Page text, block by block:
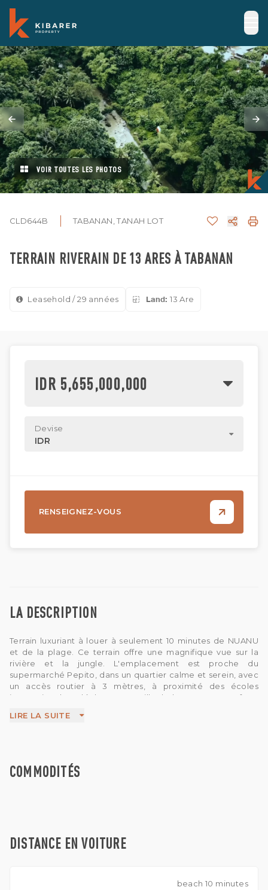
VOIR TOUTES LES PHOTOS
CLD644B TABANAN, TANAH LOT
TERRAIN RIVERAIN DE 13 ARES À TABANAN
Leasehold / 29 années Land: 13 Are
LA DESCRIPTION
Terrain luxuriant à louer à seulement 10 minutes de NUANU
et de la plage. Ce terrain offre une magnifique vue sur la
rivière et la jungle. L'emplacement est proche du
supermarché Pepito, dans un quartier calme et serein, avec
un accès routier à 3 mètres, à proximité des écoles
internationales. Idéal pour une villa de luxe pour votre futur
investissement pour construire la maison de vos rêves ou
LIRE LA SUITE
COMMODITÉS
DISTANCE EN VOITURE
beach 10 minutes
IDR 5,655,000,000
Devise
IDR
RENSEIGNEZ-VOUS